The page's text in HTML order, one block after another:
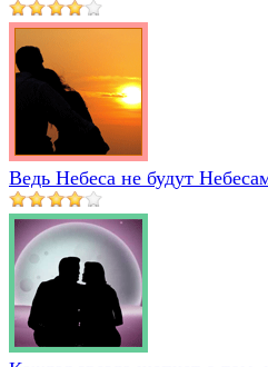
Ведь Небеса не будут